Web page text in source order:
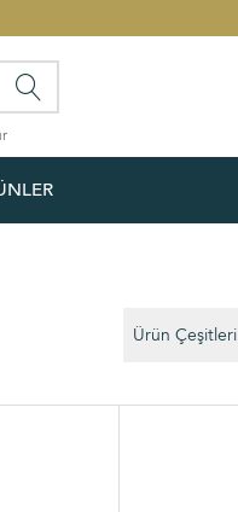
Ürün Çeşitleri